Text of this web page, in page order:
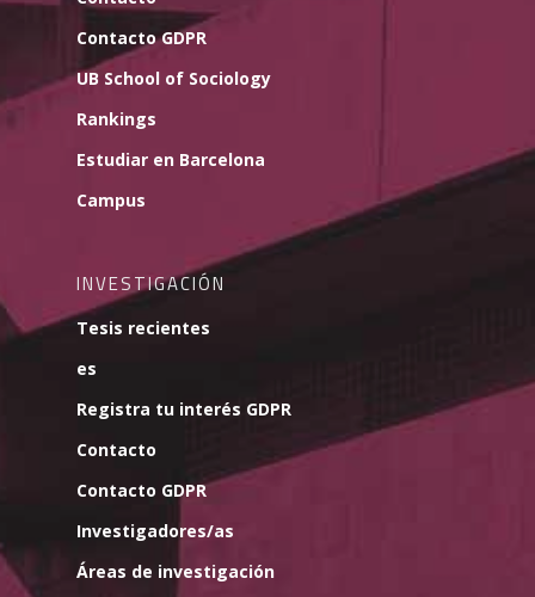
Contacto GDPR
UB School of Sociology
Rankings
Estudiar en Barcelona
Campus
INVESTIGACIÓN
Tesis recientes
es
Registra tu interés GDPR
Contacto
Contacto GDPR
Investigadores/as
Áreas de investigación